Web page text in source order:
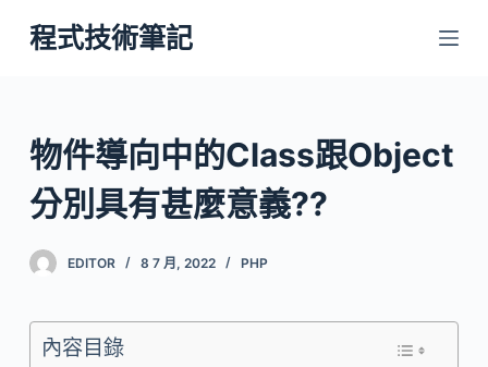
跳
至
內
容
程式技術筆記
物件導向中的Class跟Object
分別具有甚麼意義??
EDITOR 8 7 月, 2022 PHP
內容目錄